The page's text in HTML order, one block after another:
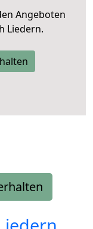
Angeboten
Liedern.